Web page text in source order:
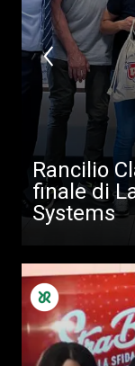
Rancilio
finale di
Systems